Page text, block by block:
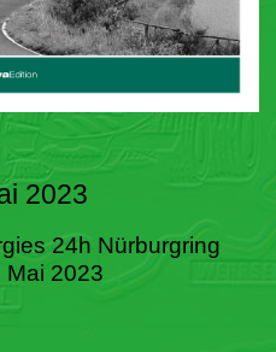
2023
24h Nürburgring
Mai 2023